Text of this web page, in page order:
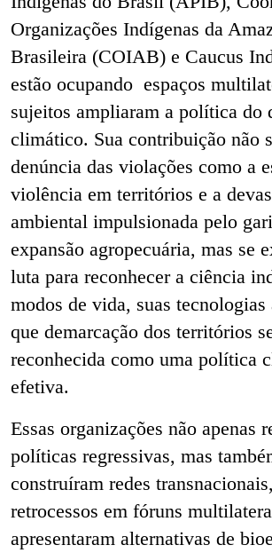
Organizações Indígenas da
Brasileira (COIAB) e Caucus
estão ocupando espaços
sujeitos ampliaram a política do
climático. Sua contribuição não
denúncia das violações como a
violência em territórios e a
ambiental impulsionada pelo
expansão agropecuária, mas se
luta para reconhecer a ciência
modos de vida, suas tecnologias
que demarcação dos territórios
reconhecida como uma política
efetiva.
Essas organizações não apenas
políticas regressivas, mas
construíram redes
retrocessos em fóruns
apresentaram alternativas de